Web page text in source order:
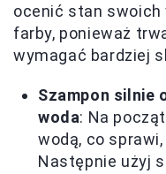
ocenić stan swoich
farby, ponieważ
wymagać bardziej
Szampon silnie
woda: Na
wodą, co
Następnie użyj